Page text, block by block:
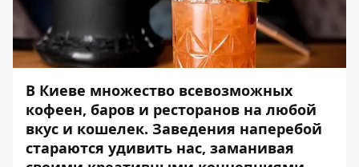
В Киеве множество всевозможных
кофеен, баров и ресторанов на любой
вкус и кошелек. Заведения наперебой
стараются удивить нас, заманивая